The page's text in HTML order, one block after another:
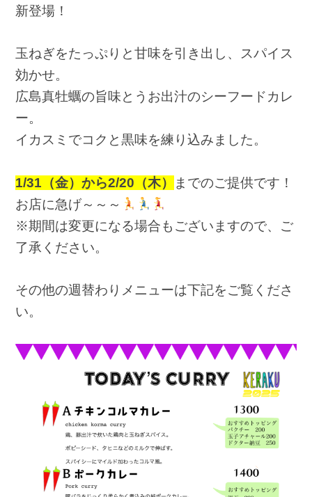
新登場！
玉ねぎをたっぷりと甘味を引き出し、スパイス
効かせ。
広島真牡蠣の旨味とうお出汁のシーフードカレ
ー。
イカスミでコクと黒味を練り込みました。
1/31（金）から2/20 （木）
までのご提供です！
お店に急げ～～～
※期間は変更になる場合もございますので、ご
了承ください。
その他の週替わりメニューは下記をご覧くださ
い。